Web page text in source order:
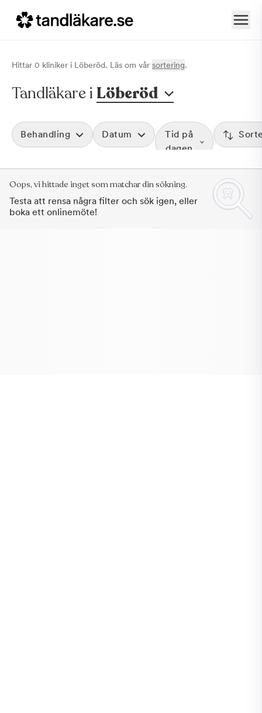
Hittar 0 kliniker i Löberöd. Läs om vår sortering.
Tandläkare i Löberöd
Behandling Datum
Tid på
dagen
Oops, vi hittade inget som matchar din sökning.
Testa att rensa några filter och sök igen, eller
boka ett onlinemöte!